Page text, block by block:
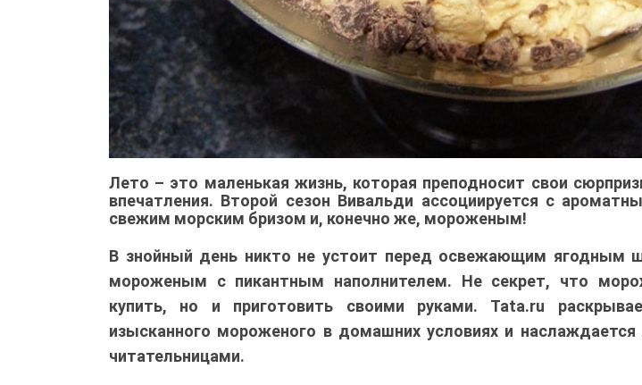
Лето – это маленькая жизнь, которая преподносит свои
впечатления. Второй сезон Вивальди ассоциируется с
свежим морским бризом и, конечно же, мороженым!
В знойный день никто не устоит перед освежающим ягодным
мороженым с пикантным наполнителем. Не секрет, что
купить, но и приготовить своими руками. Tata.ru
изысканного мороженого в домашних условиях и
читательницами.